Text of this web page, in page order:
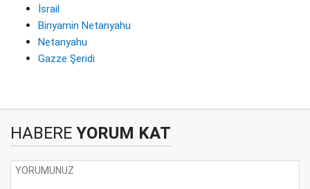
İsrail
Binyamin Netanyahu
Netanyahu
Gazze Şeridi
HABERE YORUM KAT